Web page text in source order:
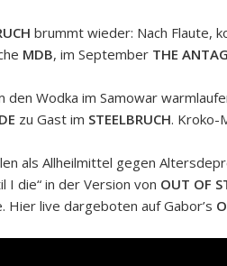
brummt wieder: Nach Flaute,
MDB, im September THE
den Wodka im Samowar
zu Gast im STEELBRUCH. Kroko-
als Allheilmittel gegen
I die“ in der Version von OUT OF
Hier live dargeboten auf Gabor’s